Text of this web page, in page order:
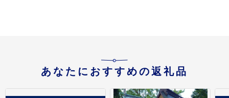
あなたにおすすめの返礼品